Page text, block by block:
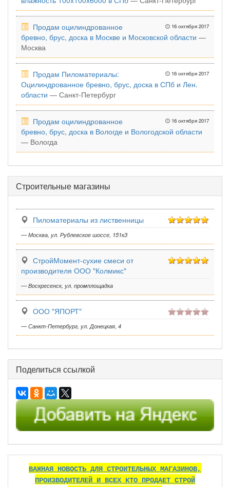
16 октября 2017
Продам оцилиндрованное
бревно, брус, доска в Москве и Московской области —
Москва
16 октября 2017
Продам Пиломатериалы:
Оцилиндрованное бревно, брус, доска в СПб и Лен.
области — Санкт-Петербург
16 октября 2017
Продам оцилиндрованное
бревно, брус, доска в Вологде и Вологодской области
— Вологда
Строительные магазины
Пиломатериалы из лиственницы
— Москва, ул. Рублевское шоссе, 151к3
СтройМомент-сухие смеси от
производителя ООО "Колмикс"
— Воскресенск, ул. промплощадка
ООО "ЯПОРТ"
— Санкт-Петербург, ул. Донецкая, 4
Поделиться ссылкой
ВАЖНАЯ НОВОСТЬ ДЛЯ СТРОИТЕЛЬНЫХ МАГАЗИНОВ,
ПРОИЗВОДИТЕЛЕЙ И ВСЕХ КТО ПРОДАЕТ СТРОЙ